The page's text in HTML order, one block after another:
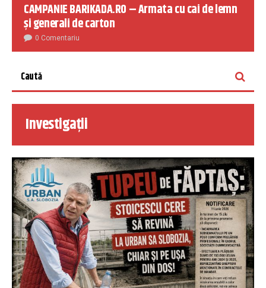
CAMPANIE BARIKADA.RO – Armata cu cai de lemn
și generali de carton
0 Comentariu
Investigații